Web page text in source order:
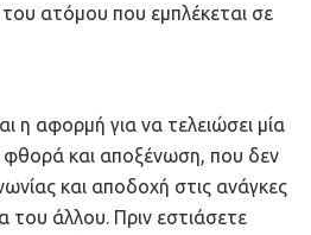
ατόμου που εμπλέκεται σε
η αφορμή για να τελειώσει μία
φθορά και αποξένωση, που δεν
και αποδοχή στις ανάγκες
του άλλου. Πριν εστιάσετε